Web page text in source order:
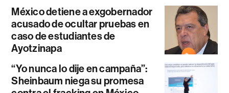
México detiene a exgobernador
acusado de ocultar pruebas en
caso de estudiantes de
Ayotzinapa
“Yo nunca lo dije en campaña”:
Sheinbaum niega su promesa